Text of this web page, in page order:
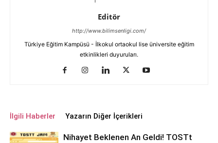
Editör
http://www.bilimsenligi.com/
Türkiye Eğitim Kampüsü - İlkokul ortaokul lise üniversite eğitim
etkinlikleri duyuruları.
İlgili Haberler Yazarın Diğer İçerikleri
Nihayet Beklenen An Geldi! TOSTt